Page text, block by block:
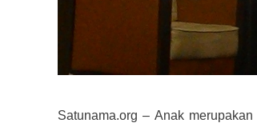
Satunama.org – Anak